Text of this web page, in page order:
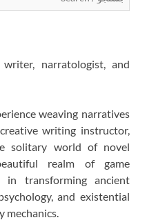
narratologist, and
weaving narratives
writing instructor,
solitary world of novel
realm of game
in transforming ancient
and existential
mechanics.